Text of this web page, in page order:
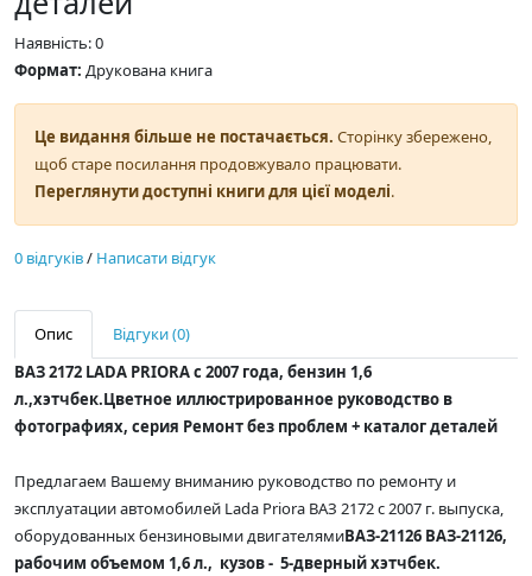
Наявність: 0
Формат: Друкована книга
Це видання більше не постачається. Сторінку збережено,
щоб старе посилання продовжувало працювати.
Переглянути доступні книги для цієї моделі.
0 відгуків/ Написати відгук
Опис
Відгуки (0)
ВАЗ 2172 LADA PRIORA с 2007 года, бензин 1,6
л.,хэтчбек.Цветное иллюстрированное руководство в
фотографиях, серия Ремонт без проблем + каталог деталей
Предлагаем Вашему вниманию руководство по ремонту и
эксплуатации автомобилей Lada Priora ВАЗ 2172 с 2007 г. выпуска,
оборудованных бензиновыми двигателямиВАЗ-21126 ВАЗ-21126,
рабочим объемом 1,6 л., кузов - 5-дверный хэтчбек.